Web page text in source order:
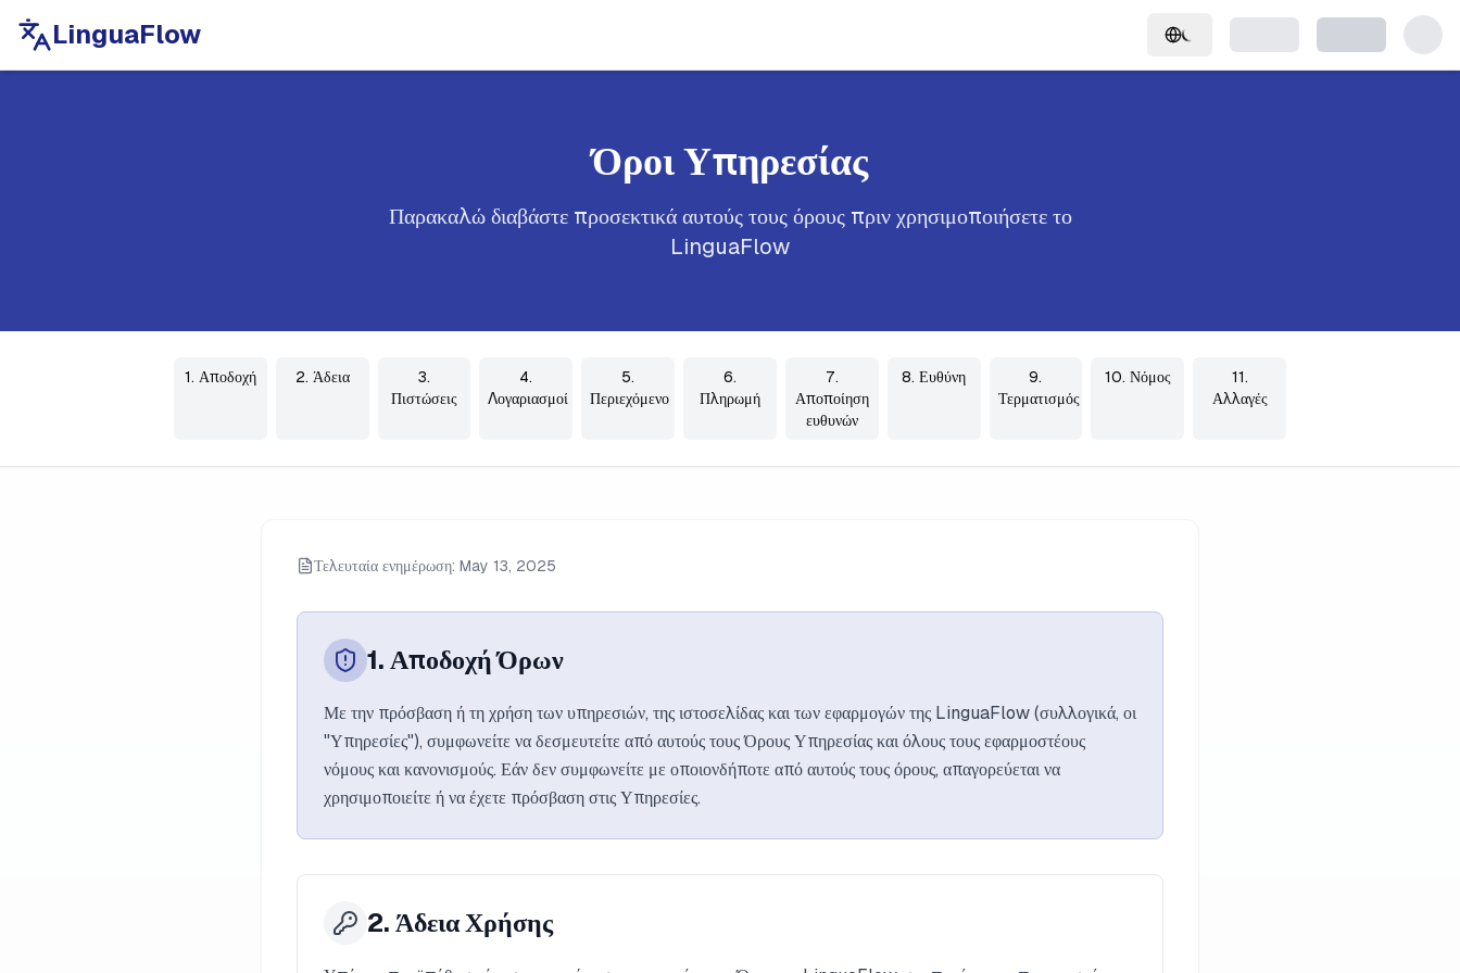
LinguaFlow
Όροι Υπηρεσίας
Παρακαλώ διαβάστε προσεκτικά αυτούς τους όρους πριν χρησιμοποιήσετε το
LinguaFlow
1. Αποδοχή 2. Άδεια
3.
Πιστώσεις
4.
Λογαριασμοί
5.
Περιεχόμενο
6.
Πληρωμή
7.
Αποποίηση
ευθυνών
8. Ευθύνη
9.
Τερματισμός
10. Νόμος
11.
Αλλαγές
Τελευταία ενημέρωση: May 13, 2025
1. Αποδοχή Όρων
Με την πρόσβαση ή τη χρήση των υπηρεσιών, της ιστοσελίδας και των εφαρμογών της LinguaFlow (συλλογικά, οι
"Υπηρεσίες"), συμφωνείτε να δεσμευτείτε από αυτούς τους Όρους Υπηρεσίας και όλους τους εφαρμοστέους
νόμους και κανονισμούς. Εάν δεν συμφωνείτε με οποιονδήποτε από αυτούς τους όρους, απαγορεύεται να
χρησιμοποιείτε ή να έχετε πρόσβαση στις Υπηρεσίες.
2. Άδεια Χρήσης